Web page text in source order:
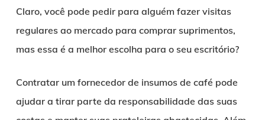
Claro, você pode pedir para alguém fazer visitas
regulares ao mercado para comprar suprimentos,
mas essa é a melhor escolha para o seu escritório?
Contratar um fornecedor de insumos de café pode
ajudar a tirar parte da responsabilidade das suas